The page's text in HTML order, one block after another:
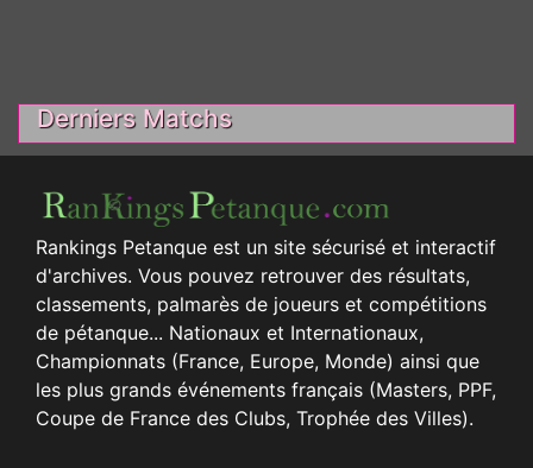
Derniers Matchs
Rankings Petanque est un site sécurisé et interactif
d'archives. Vous pouvez retrouver des résultats,
classements, palmarès de joueurs et compétitions
de pétanque... Nationaux et Internationaux,
Championnats (France, Europe, Monde) ainsi que
les plus grands événements français (Masters, PPF,
Coupe de France des Clubs, Trophée des Villes).